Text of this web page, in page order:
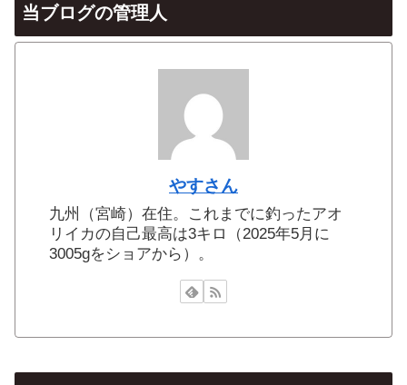
当ブログの管理人
やすさん
九州（宮崎）在住。これまでに釣ったアオ
リイカの自己最高は3キロ（2025年5月に
3005gをショアから）。